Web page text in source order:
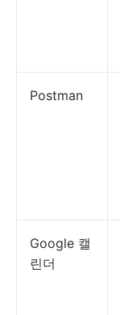
Postman
Google 캘
린더